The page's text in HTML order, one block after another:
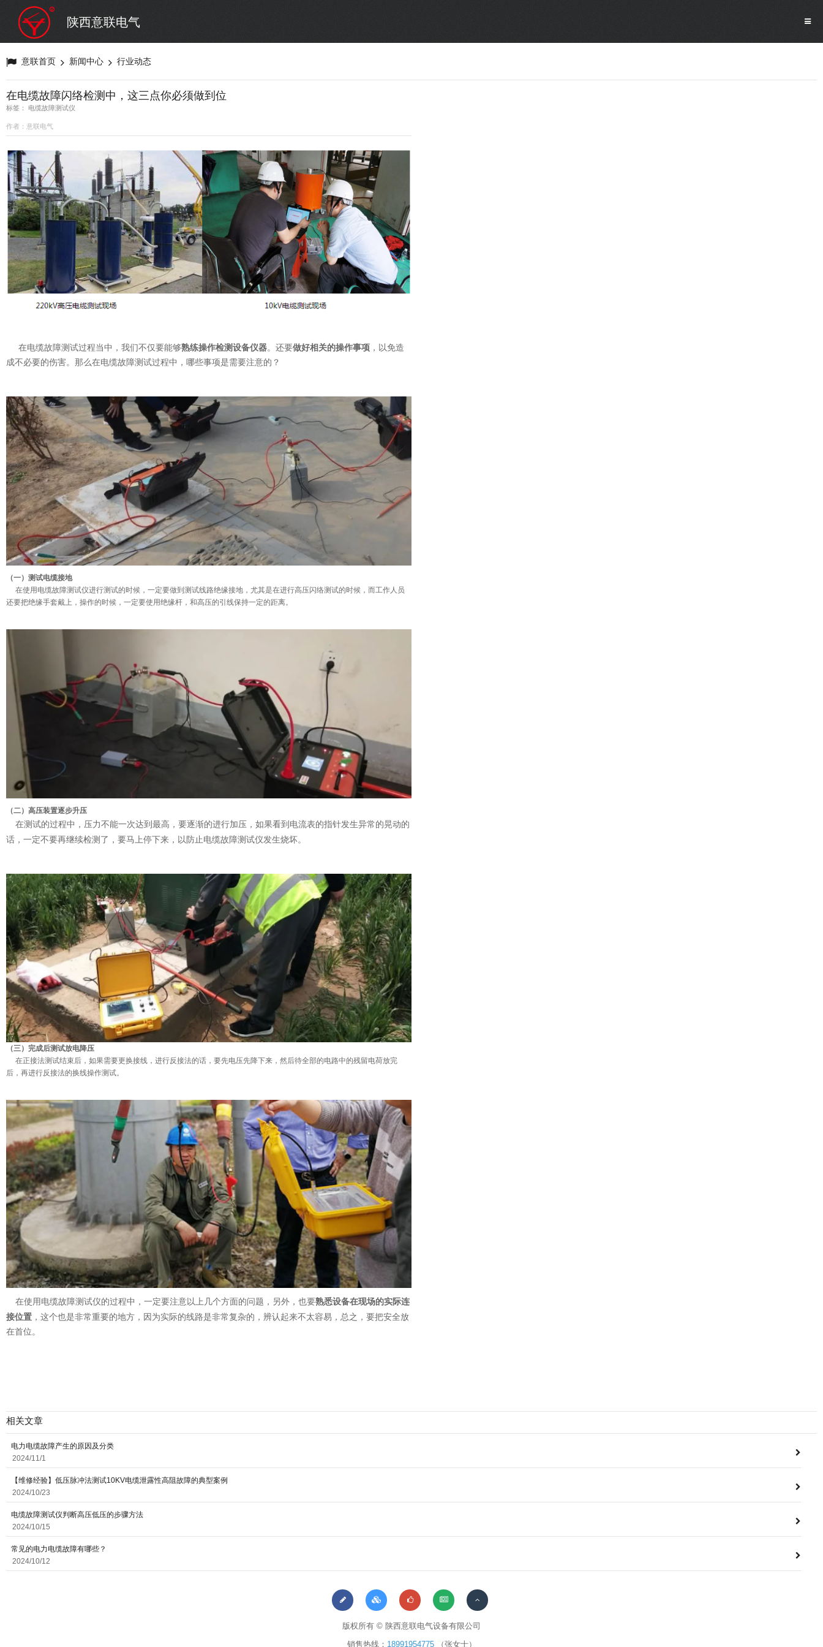
电力安全工器具
自动化
修试辅助设备
陕西意联电气
意联首页 新闻中心 行业动态
在电缆故障闪络检测中，这三点你必须做到位
标签： 电缆故障测试仪
作者：意联电气
在电缆故障测试过程当中，我们不仅要能够熟练操作检测设备仪器。还要做好相关的操作事项 ，以免造
成不必要的伤害。那么在电缆故障测试过程中，哪些事项是需要注意的？
（一）测试电缆接地
在使用电缆故障测试仪进行测试的时候，一定要做到测试线路绝缘接地，尤其是在进行高压闪络测试的时候，而工作人员
还要把绝缘手套戴上，操作的时候，一定要使用绝缘杆，和高压的引线保持一定的距离。
（二） 高压装置逐步升压
在测试的过程中，压力不能一次达到最高，要逐渐的进行加压，如果看到电流表的指针发生异常的晃动的
话，一定不要再继续检测了，要马上停下来，以防止电缆故障测试仪发生烧坏。
（三） 完成后测试放电降压
在正接法测试结束后，如果需要更换接线，进行反接法的话，要先电压先降下来，然后待全部的电路中的残留电荷放完
后，再进行反接法的换线操作测试。
在使用电缆故障测试仪的过程中，一定要注意以上几个方面的问题，另外，也要熟悉设备在现场的实际连
接位置 ，这个也是非常重要的地方，因为实际的线路是非常复杂的，辨认起来不太容易，总之，要把安全放
在首位。
相关文章
电力电缆故障产生的原因及分类
2024/11/1
【维修经验】低压脉冲法测试10KV电缆泄露性高阻故障的典型案例
2024/10/23
电缆故障测试仪判断高压低压的步骤方法
2024/10/15
常见的电力电缆故障有哪些？
2024/10/12
版权所有 © 陕西意联电气设备有限公司
销售热线： 18991954775（张女士）